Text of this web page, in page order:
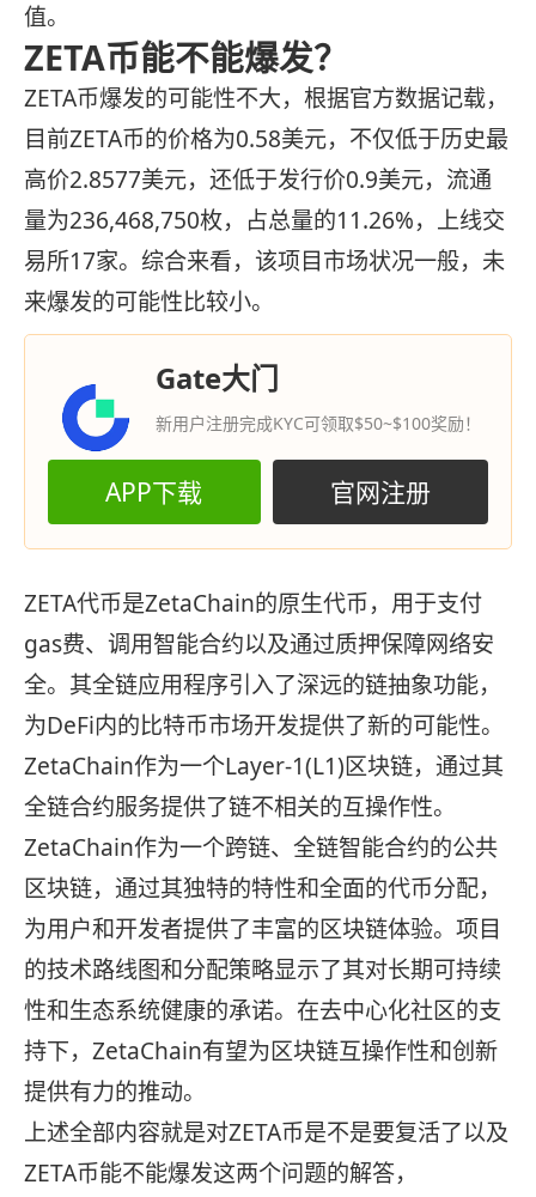
值。
ZETA币能不能爆发？
ZETA币爆发的可能性不大，根据官方数据记载，
目前ZETA币的价格为0.58美元，不仅低于历史最
高价2.8577美元，还低于发行价0.9美元，流通
量为236,468,750枚，占总量的11.26%，上线交
易所17家。综合来看，该项目市场状况一般，未
来爆发的可能性比较小。
Gate大门
新用户注册完成KYC可领取$50~$100奖励！
APP下载 官网注册
ZETA代币是ZetaChain的原生代币，用于支付
gas费、调用智能合约以及通过质押保障网络安
全。其全链应用程序引入了深远的链抽象功能，
为DeFi内的比特币市场开发提供了新的可能性。
ZetaChain作为一个Layer-1(L1)区块链，通过其
全链合约服务提供了链不相关的互操作性。
ZetaChain作为一个跨链、全链智能合约的公共
区块链，通过其独特的特性和全面的代币分配，
为用户和开发者提供了丰富的区块链体验。项目
的技术路线图和分配策略显示了其对长期可持续
性和生态系统健康的承诺。在去中心化社区的支
持下，ZetaChain有望为区块链互操作性和创新
提供有力的推动。
上述全部内容就是对ZETA币是不是要复活了以及
ZETA币能不能爆发这两个问题的解答，